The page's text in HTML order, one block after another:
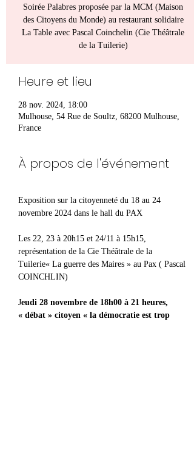
Soirée Palabres proposée par la MCM (Maison
des Citoyens du Monde) au restaurant solidaire
La Table avec Pascal Coinchelin (Cie Théâtrale
de la Tuilerie)
Heure et lieu
28 nov. 2024, 18:00
Mulhouse, 54 Rue de Soultz, 68200 Mulhouse,
France
À propos de l'événement
Exposition sur la citoyenneté du 18 au 24
novembre 2024 dans le hall du PAX
Les 22, 23 à 20h15 et 24/11 à 15h15,
représentation de la Cie Théâtrale de la
Tuilerie« La guerre des Maires » au Pax ( Pascal
COINCHLIN)
Jeudi 28 novembre de 18h00 à 21 heures,
« débat » citoyen « la démocratie est trop